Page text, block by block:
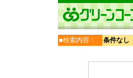
■検索内容： 条件なし